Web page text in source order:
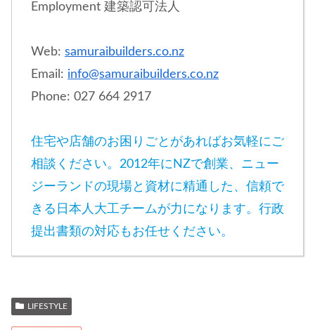
Employment 建築認可法人
Web: samuraibuilders.co.nz
Email: info@samuraibuilders.co.nz
Phone: 027 664 2917
住宅や店舗のお困りごとがあればお気軽にご
相談ください。2012年にNZで創業、ニュー
ジーランドの現場と資材に精通した、信頼で
きる日本人大工チームが力になります。行政
提出書類の対応もお任せください。
LIFESTYLE